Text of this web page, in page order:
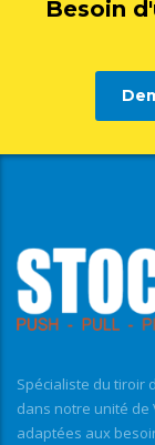
Besoin
Spécialiste du tiroir
dans notre unité de
adaptées aux